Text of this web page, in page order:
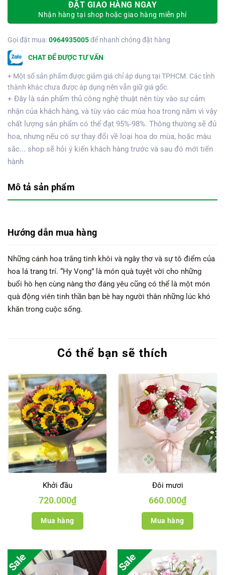
ĐẶT GIAO HÀNG NGAY
Nhận hàng tại shop hoặc giao hàng miễn phí
Gọi đặt mua:0964935005để nhanh chóng đặt hàng
CHAT ĐỂ ĐƯỢC TƯ VẤN
+ Một số sản phẩm được giảm giá chỉ áp dụng tại TPHCM. Các tỉnh
thành khác chưa được áp dụng nên vẫn giữ giá gốc.
+ Đây là sản phẩm thủ công nghệ thuật nên tùy vào sự cảm
nhận của khách hàng, và tùy vào các mùa hoa trong năm vì vậy
chất lượng sản phẩm có thể đạt 95%-98%. Thông thường sẽ đủ
hoa, nhưng nếu có sự thay đổi về loại hoa do mùa, hoặc màu
sắc... shop sẽ hỏi ý kiến khách hàng trước và sau đó mới tiến
hành
Mô tả sản phẩm
Hướng dẫn mua hàng
Những cánh hoa trắng tinh khôi và ngây thơ và sự tô điểm của
hoa lá trang trí. “Hy Vọng” là món quà tuyệt vời cho những
buổi hò hẹn cùng nàng thơ đáng yêu cũng có thể là một món
quà động viên tinh thần bạn bè hay người thân những lúc khó
khăn trong cuộc sống.
Có thể bạn sẽ thích
Khởi đầu
720.000₫
Mua hàng
Đôi mươi
660.000₫
Mua hàng
Sale Sale